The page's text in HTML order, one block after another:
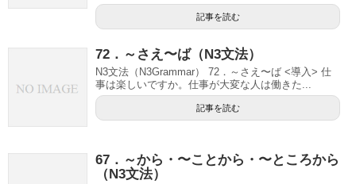
記事を読む
72．～さえ〜ば（N3文法）
N3文法（N3Grammar） 72．～さえ〜ば <導入> 仕
事は楽しいですか。仕事が大変な人は働きた...
記事を読む
67．～から・〜ことから・〜ところから
（N3文法）